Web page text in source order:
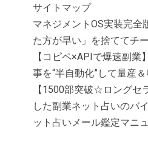
サイトマップ
マネジメントOS実装完全
た方が早い」を捨ててチ
【コピペ×APIで爆速副業
事を“半自動化”して量産
【1500部突破☆ロングセ
した副業ネット占いのバ
ット占いメール鑑定マニ